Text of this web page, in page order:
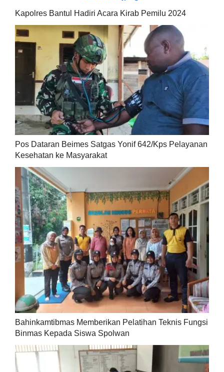
Kapolres Bantul Hadiri Acara Kirab Pemilu 2024
Pos Dataran Beimes Satgas Yonif 642/Kps Pelayanan
Kesehatan ke Masyarakat
Bahinkamtibmas Memberikan Pelatihan Teknis Fungsi
Binmas Kepada Siswa Spolwan